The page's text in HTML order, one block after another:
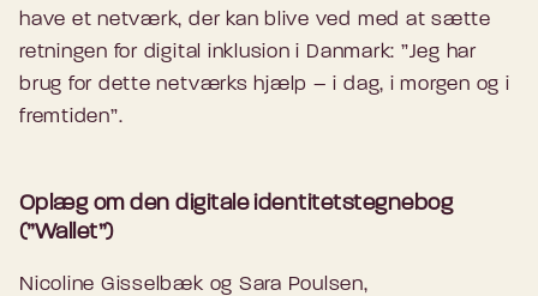
have et netværk, der kan blive ved med at sætte
retningen for digital inklusion i Danmark: ”Jeg har
brug for dette netværks hjælp – i dag, i morgen og i
fremtiden”.
Oplæg om den digitale identitetstegnebog
(”Wallet”)
Nicoline Gisselbæk og Sara Poulsen,